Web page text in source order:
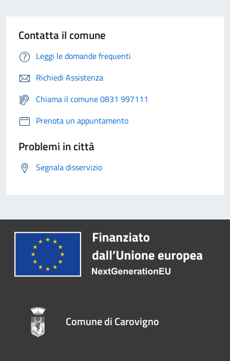
Contatta il comune
Leggi le domande frequenti
Richiedi Assistenza
Chiama il comune 0831 997111
Prenota un appuntamento
Problemi in città
Segnala disservizio
Comune di Carovigno